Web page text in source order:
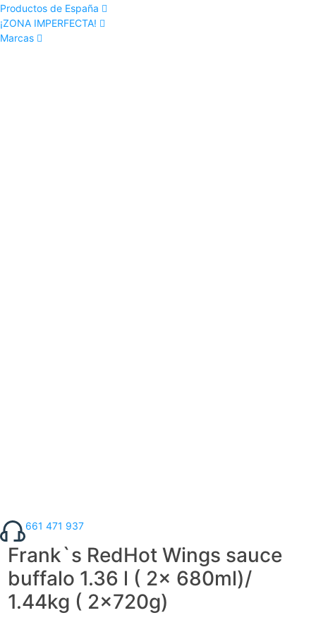
Productos de España
¡ZONA IMPERFECTA!
Marcas
661 471 937
Frank`s RedHot Wings sauce
buffalo 1.36 l ( 2x 680ml)/
1.44kg ( 2x720g)